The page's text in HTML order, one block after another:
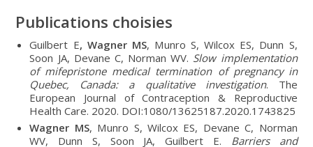
Publications choisies
Guilbert E, Wagner MS, Munro S, Wilcox ES, Dunn S,
Soon JA, Devane C, Norman WV. Slow implementation
of mifepristone medical termination of pregnancy in
Quebec, Canada: a qualitative investigation. The
European Journal of Contraception & Reproductive
Health Care. 2020. DOI:1080/13625187.2020.1743825
Wagner MS, Munro S, Wilcox ES, Devane C, Norman
WV, Dunn S, Soon JA, Guilbert E. Barriers and